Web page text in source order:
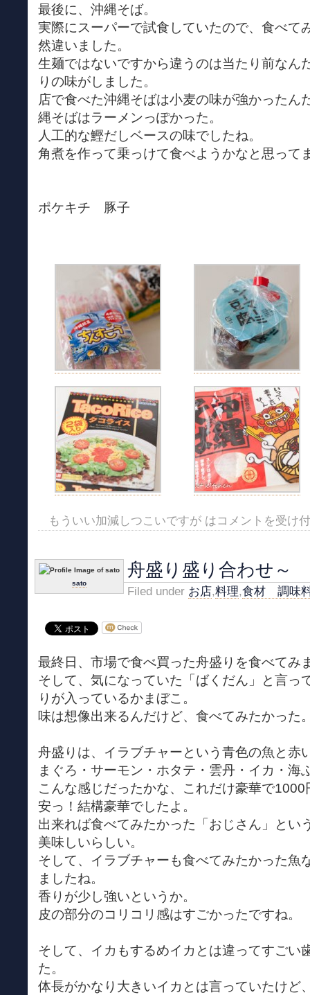
最後に、沖縄そば。
実際にスーパーで試食していたので、食べて
然違いました。
生麺ではないですから違うのは当たり前なん
りの味がしました。
店で食べた沖縄そばは小麦の味が強かったん
縄そばはラーメンっぽかった。
人工的な鰹だしベースの味でしたね。
角煮を作って乗っけて食べようかなと思って
ポケキチ 豚子
もういい加減しつこいですが はコメントを受け
sato
舟盛り盛り合わせ～
Filed under お店,料理,食材 調味
最終日、市場で食べ買った舟盛りを食べてみ
そして、気になっていた「ばくだん」と言っ
りが入っているかまぼこ。
味は想像出来るんだけど、食べてみたかった
舟盛りは、イラブチャーという青色の魚と赤
まぐろ・サーモン・ホタテ・雲丹・イカ・海
こんな感じだったかな、これだけ豪華で1000
安っ！結構豪華でしたよ。
出来れば食べてみたかった「おじさん」とい
美味しいらしい。
そして、イラブチャーも食べてみたかった魚
ましたね。
香りが少し強いというか。
皮の部分のコリコリ感はすごかったですね。
そして、イカもするめイカとは違ってすごい
た。
体長がかなり大きいイカとは言っていたけど